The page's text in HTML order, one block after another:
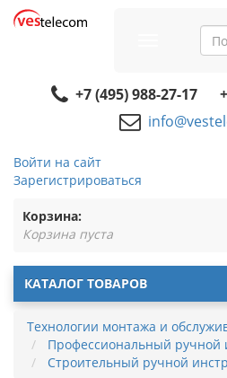
navigation
+7 (495) 988-27-17
Войти на сайт
Зарегистрироваться
Корзина:
Корзина пуста
КАТАЛОГ ТОВАРОВ
Технологии монтажа и
Профессиональный ручной
Строительный ручной